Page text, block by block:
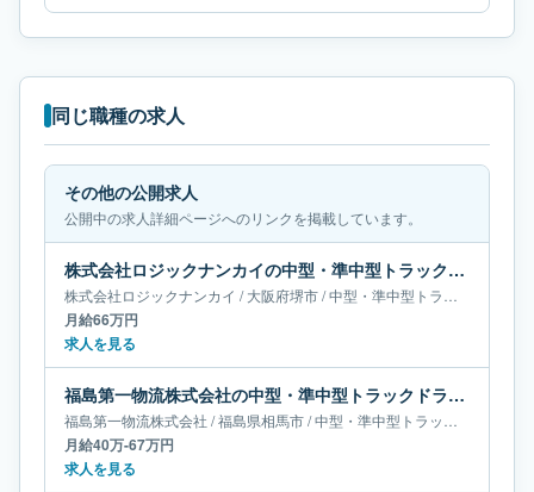
同じ職種の求人
その他の公開求人
公開中の求人詳細ページへのリンクを掲載しています。
株式会社ロジックナンカイの中型・準中型トラックドライバー求人｜大阪府堺市｜月給66万円
株式会社ロジックナンカイ /大阪府堺市/中型・準中型トラックドライバー
月給66万円
求人を見る
福島第一物流株式会社の中型・準中型トラックドライバー求人｜福島県相馬市｜月給40万-67万円
福島第一物流株式会社 /福島県相馬市/中型・準中型トラックドライバー
月給40万-67万円
求人を見る